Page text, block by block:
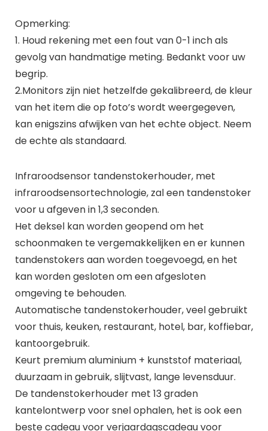
Opmerking:
1. Houd rekening met een fout van 0-1 inch als
gevolg van handmatige meting. Bedankt voor uw
begrip.
2.Monitors zijn niet hetzelfde gekalibreerd, de kleur
van het item die op foto’s wordt weergegeven,
kan enigszins afwijken van het echte object. Neem
de echte als standaard.
Infraroodsensor tandenstokerhouder, met
infraroodsensortechnologie, zal een tandenstoker
voor u afgeven in 1,3 seconden.
Het deksel kan worden geopend om het
schoonmaken te vergemakkelijken en er kunnen
tandenstokers aan worden toegevoegd, en het
kan worden gesloten om een ​​afgesloten
omgeving te behouden.
Automatische tandenstokerhouder, veel gebruikt
voor thuis, keuken, restaurant, hotel, bar, koffiebar,
kantoorgebruik.
Keurt premium aluminium + kunststof materiaal,
duurzaam in gebruik, slijtvast, lange levensduur.
De tandenstokerhouder met 13 graden
kantelontwerp voor snel ophalen, het is ook een
beste cadeau voor verjaardagscadeau voor